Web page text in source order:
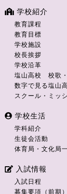
学校紹介
教育課程
教育目標
学校施設
校長挨拶
学校沿革
塩山高校 校歌
数字で見る塩山
スクール・ミッ
学校生活
学科紹介
生徒会活動
体育局・文化局
入試情報
入試日程
募集要項（前期）